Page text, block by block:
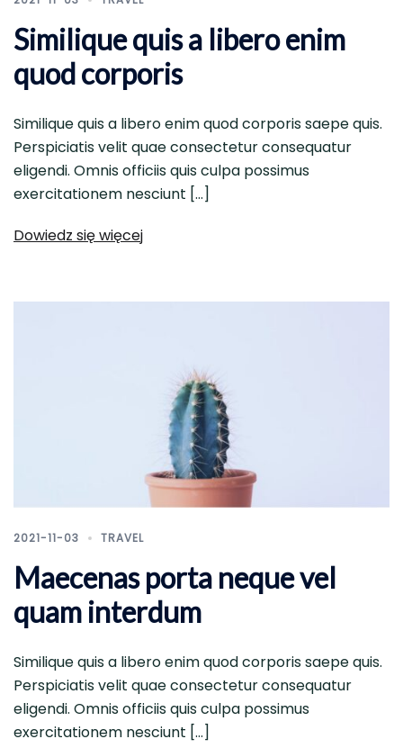
Similique quis a libero enim
quod corporis
Similique quis a libero enim quod corporis saepe quis.
Perspiciatis velit quae consectetur consequatur
eligendi. Omnis officiis quis culpa possimus
exercitationem nesciunt […]
Dowiedz się więcej
2021-11-03 TRAVEL
Maecenas porta neque vel
quam interdum
Similique quis a libero enim quod corporis saepe quis.
Perspiciatis velit quae consectetur consequatur
eligendi. Omnis officiis quis culpa possimus
exercitationem nesciunt […]